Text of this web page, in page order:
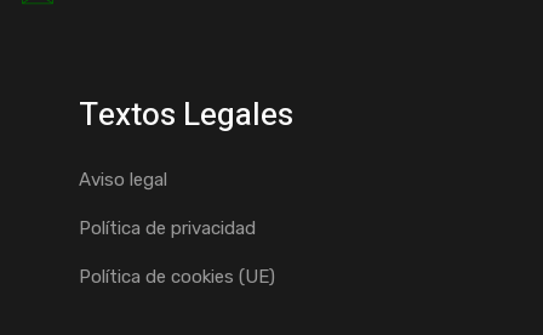
Textos Legales
Aviso legal
Política de privacidad
Política de cookies (UE)